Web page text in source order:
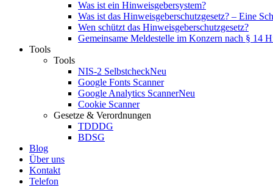
Was ist ein Hinweisgebersystem?
Was ist das Hinweisgeberschutzgesetz? – Eine
Wen schützt das Hinweisgeberschutzgesetz?
Gemeinsame Meldestelle im Konzern nach § 14
Tools
Tools
NIS-2 SelbstcheckNeu
Google Fonts Scanner
Google Analytics ScannerNeu
Cookie Scanner
Gesetze & Verordnungen
TDDDG
BDSG
Blog
Über uns
Kontakt
Telefon